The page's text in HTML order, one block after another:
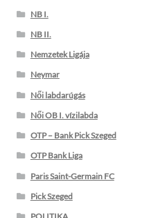
NB I.
NB II.
Nemzetek Ligája
Neymar
Női labdarúgás
Női OB I. vízilabda
OTP – Bank Pick Szeged
OTP Bank Liga
Paris Saint-Germain FC
Pick Szeged